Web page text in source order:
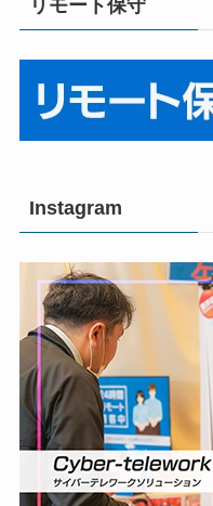
リモート保守
Instagram